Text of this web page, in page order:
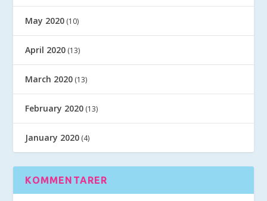
May 2020 (10)
April 2020 (13)
March 2020 (13)
February 2020 (13)
January 2020 (4)
KOMMENTARER